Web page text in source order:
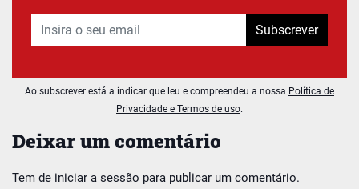
Deixar um comentário
Tem de iniciar a sessão para publicar um comentário.
Subscrever
Ao subscrever está a indicar que leu e compreendeu a nossa Política de
Privacidade e Termos de uso.